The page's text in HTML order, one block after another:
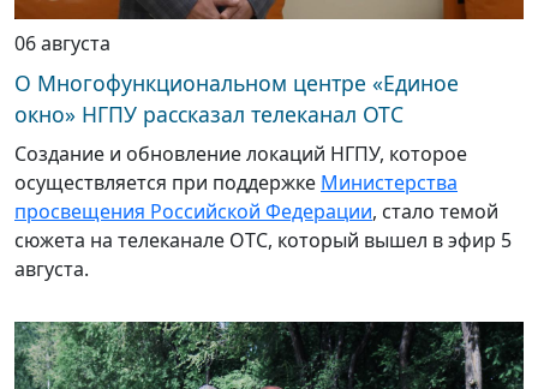
06 августа
О Многофункциональном центре «Единое
окно» НГПУ рассказал телеканал ОТС
Создание и обновление локаций НГПУ, которое
осуществляется при поддержке Министерства
просвещения Российской Федерации, стало темой
сюжета на телеканале ОТС, который вышел в эфир 5
августа.